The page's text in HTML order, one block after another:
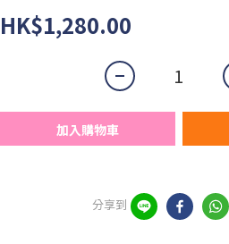
HK$1,280.00
加入購物車
分享到